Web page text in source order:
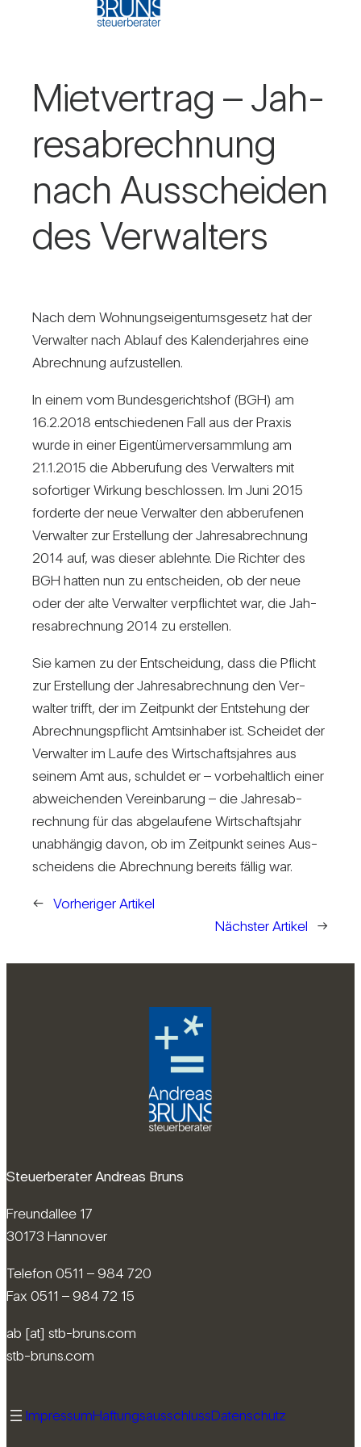
Miet­ver­trag – Jah­
res­ab­rech­nung
nach Aus­scheiden
des Ver­wal­ters
Nach dem Woh­nungs­ei­gen­tums­ge­setz hat der
Ver­walter nach Ablauf des Kalen­der­jahres eine
Abrech­nung auf­zu­stellen.
In einem vom Bun­des­ge­richtshof (BGH) am
16.2.2018 ent­schie­denen Fall aus der Praxis
wurde in einer Eigen­tü­mer­ver­samm­lung am
21.1.2015 die Abbe­ru­fung des Ver­wal­ters mit
sofor­tiger Wir­kung beschlossen. Im Juni 2015
for­derte der neue Ver­walter den abbe­ru­fenen
Ver­walter zur Erstel­lung der Jah­res­ab­rech­nung
2014 auf, was dieser ablehnte. Die Richter des
BGH hatten nun zu ent­scheiden, ob der neue
oder der alte Ver­walter ver­pflichtet war, die Jah­
res­ab­rech­nung 2014 zu erstellen.
Sie kamen zu der Ent­schei­dung, dass die Pflicht
zur Erstel­lung der Jah­res­ab­rech­nung den Ver­
walter trifft, der im Zeit­punkt der Ent­ste­hung der
Abrech­nungs­pflicht Amts­in­haber ist. Scheidet der
Ver­walter im Laufe des Wirt­schafts­jahres aus
seinem Amt aus, schuldet er – vor­be­halt­lich einer
abwei­chenden Ver­ein­ba­rung – die Jah­res­ab­
rech­nung für das abge­lau­fene Wirt­schafts­jahr
unab­hängig davon, ob im Zeit­punkt seines Aus­
schei­dens die Abrech­nung bereits fällig war.
← Vorheriger Artikel
Nächster Artikel
→
Steuerberater Andreas Bruns
Freundallee 17
30173 Hannover
Telefon 0511 – 984 720
Fax 0511 – 984 72 15
ab [at] stb-bruns.com
stb-bruns.com
ImpressumHaftungsausschlussDatenschutz